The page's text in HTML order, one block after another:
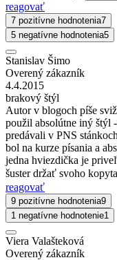
reagovať
7 pozitívne hodnotenia7
5 negatívne hodnotenia5
Stanislav Šimo
Overený zákazník
4.4.2015
brakový štýl
Autor v blogoch píše
použil absolútne iný štýl
predávali v PNS
bol na kurze písania a
jedna hviezdička je
šuster držať svoho
reagovať
9 pozitívne hodnotenia9
1 negatívne hodnotenie1
Viera Valašteková
Overený zákazník